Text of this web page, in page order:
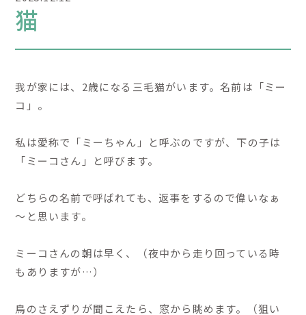
猫
我が家には、2歳になる三毛猫がいます。名前は「ミー
コ」。
私は愛称で「ミーちゃん」と呼ぶのですが、下の子は
「ミーコさん」と呼びます。
どちらの名前で呼ばれても、返事をするので偉いなぁ
～と思います。
ミーコさんの朝は早く、（夜中から走り回っている時
もありますが…）
鳥のさえずりが聞こえたら、窓から眺めます。（狙い